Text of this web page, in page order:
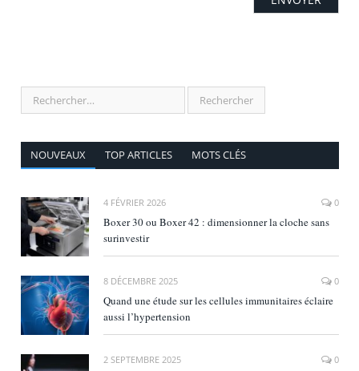
NOUVEAUX TOP ARTICLES MOTS CLÉS
4 FÉVRIER 2026 0
Boxer 30 ou Boxer 42 : dimensionner la cloche sans
surinvestir
8 DÉCEMBRE 2025 0
Quand une étude sur les cellules immunitaires éclaire
aussi l’hypertension
2 SEPTEMBRE 2025 0